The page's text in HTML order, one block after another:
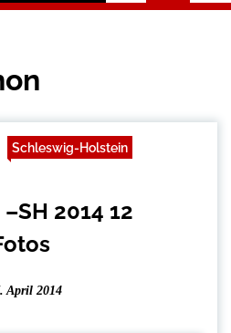
Blog
Schleswig-Holstein
2014 12
April 2014